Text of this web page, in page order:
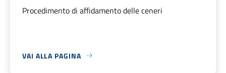
Procedimento di affidamento delle ceneri
VAI ALLA PAGINA